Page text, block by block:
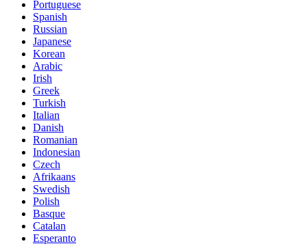
Portuguese
Spanish
Russian
Japanese
Korean
Arabic
Irish
Greek
Turkish
Italian
Danish
Romanian
Indonesian
Czech
Afrikaans
Swedish
Polish
Basque
Catalan
Esperanto